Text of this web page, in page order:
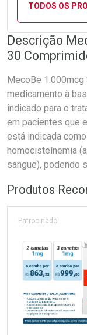
TODOS OS
Descrição
30
MecoBe
medicamento à
indicado para o
em pacientes que
está indicada
homocisteínemia
sangue), podendo
Produtos
Patrocinado